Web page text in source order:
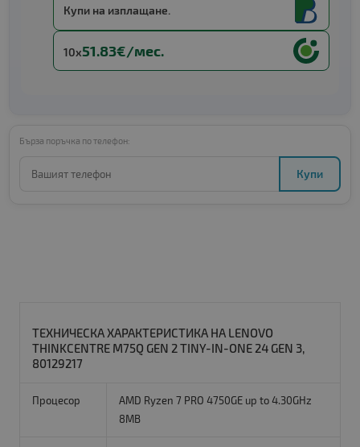
Купи на изплащане.
10x51.83€/мес.
Бърза поръчка по телефон:
Купи
ТЕХНИЧЕСКА ХАРАКТЕРИСТИКА НА LENOVO
THINKCENTRE M75Q GEN 2 TINY-IN-ONE 24 GEN 3,
80129217
Процесор
AMD Ryzen 7 PRO 4750GE up to 4.30GHz
8MB